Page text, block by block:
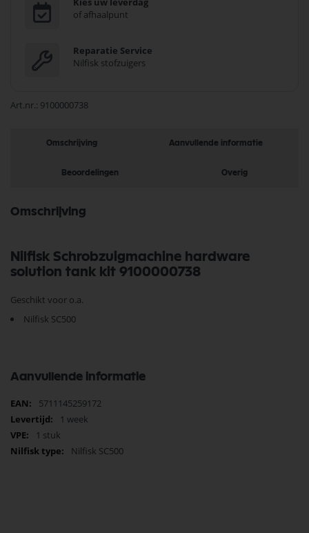
of afhaalpunt
Reparatie Service
Nilfisk stofzuigers
Art.nr. 9100000738
Omschrijving Aanvullende informatie
Beoordelingen Overig
Omschrijving
Nilfisk Schrobzuigmachine hardware
solution tank kit 9100000738
Geschikt voor o.a.
Nilfisk SC500
Aanvullende informatie
Meer
informatie
5711145259172
1 week
1 stuk
Nilfisk SC500